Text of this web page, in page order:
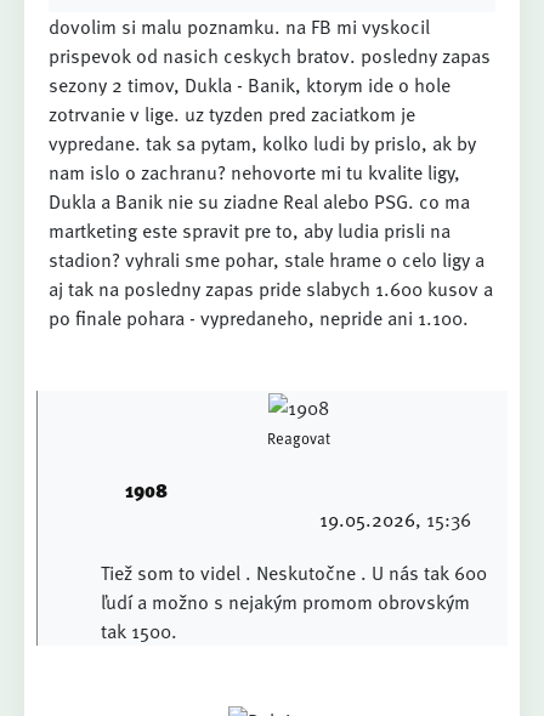
dovolim si malu poznamku. na FB mi vyskocil
prispevok od nasich ceskych bratov. posledny zapas
sezony 2 timov, Dukla - Banik, ktorym ide o hole
zotrvanie v lige. uz tyzden pred zaciatkom je
vypredane. tak sa pytam, kolko ludi by prislo, ak by
nam islo o zachranu? nehovorte mi tu kvalite ligy,
Dukla a Banik nie su ziadne Real alebo PSG. co ma
martketing este spravit pre to, aby ludia prisli na
stadion? vyhrali sme pohar, stale hrame o celo ligy a
aj tak na posledny zapas pride slabych 1.600 kusov a
po finale pohara - vypredaneho, nepride ani 1.100.
Reagovat
1908
19.05.2026, 15:36
Tiež som to videl . Neskutočne . U nás tak 600
ľudí a možno s nejakým promom obrovským
tak 1500.